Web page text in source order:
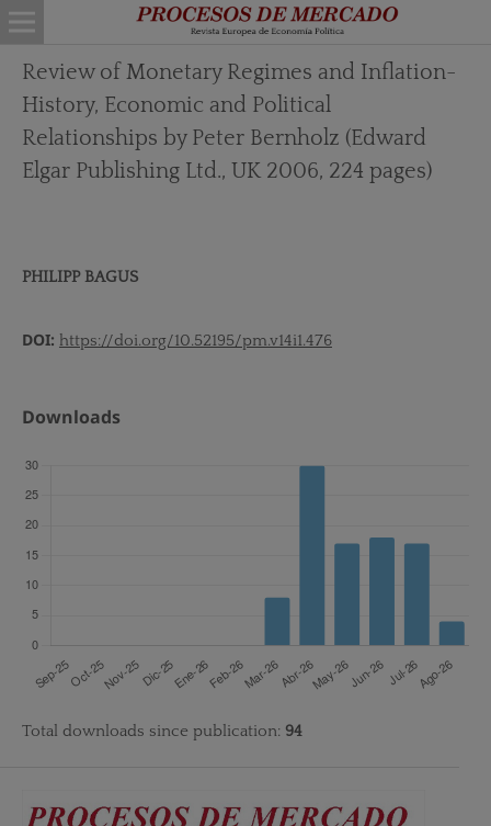
Review of Monetary Regimes and Inflation-
History, Economic and Political
Relationships by Peter Bernholz (Edward
Elgar Publishing Ltd., UK 2006, 224 pages)
PHILIPP BAGUS
DOI: https://doi.org/10.52195/pm.v14i1.476
Downloads
Total downloads since publication: 94